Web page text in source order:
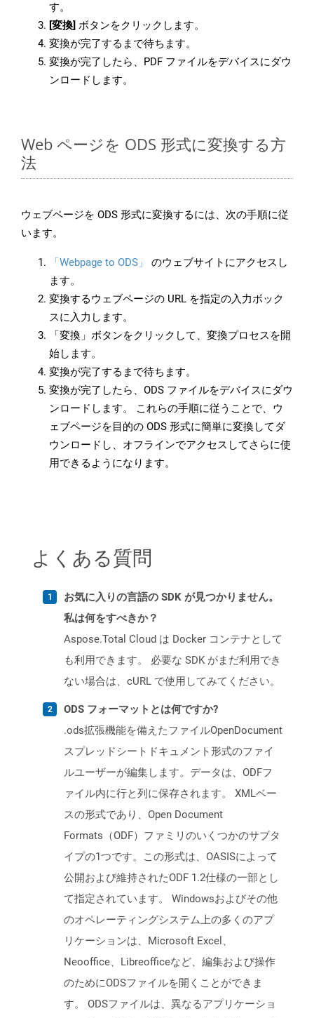
す。
[変換] ボタンをクリックします。
変換が完了するまで待ちます。
変換が完了したら、PDF ファイルをデバイスにダウ
ンロードします。
Web ページを ODS 形式に変換する方
法
ウェブページを ODS 形式に変換するには、次の手順に従
います。
「Webpage to ODS」
のウェブサイトにアクセスし
ます。
変換するウェブページの URL を指定の入力ボック
スに入力します。
「変換」ボタンをクリックして、変換プロセスを開
始します。
変換が完了するまで待ちます。
変換が完了したら、ODS ファイルをデバイスにダウ
ンロードします。 これらの手順に従うことで、ウ
ェブページを目的の ODS 形式に簡単に変換してダ
ウンロードし、オフラインでアクセスしてさらに使
用できるようになります。
よくある質問
お気に入りの言語の SDK が見つかりません。
私は何をすべきか？
Aspose.Total Cloud は Docker コンテナとして
も利用できます。 必要な SDK がまだ利用でき
ない場合は、cURL で使用してみてください。
ODS フォーマットとは何ですか?
.ods拡張機能を備えたファイルOpenDocument
スプレッドシートドキュメント形式のファイ
ルユーザーが編集します。データは、ODFフ
ァイル内に行と列に保存されます。 XMLベー
スの形式であり、Open Document
Formats（ODF）ファミリのいくつかのサブタ
イプの1つです。この形式は、OASISによって
公開および維持されたODF 1.2仕様の一部とし
て指定されています。 Windowsおよびその他
のオペレーティングシステム上の多くのアプ
リケーションは、Microsoft Excel、
Neooffice、Libreofficeなど、編集および操作
のためにODSファイルを開くことができま
す。 ODSファイルは、異なるアプリケーショ